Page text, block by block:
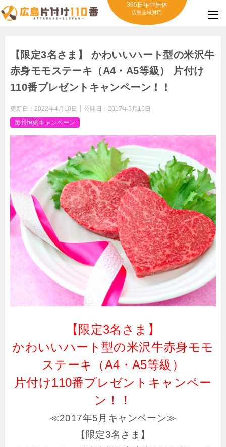
365日年中無休
広島全域対応
【限定3名さま】 かわいいハート型の米沢牛
赤身モモステーキ（A4・A5等級） 片付け
110番プレゼントキャンペーン！！
更新日： 2022年4月10日 公開日： 2017年5月15日
毎月恒例キャンペーン
【限定3名さま】
かわいいハート型の米沢牛赤身モモ
ステーキ（A4・A5等級）
片付け110番プレゼントキャンペー
ン！！
≪2017年5月キャンペーン≫
【限定3名さま】